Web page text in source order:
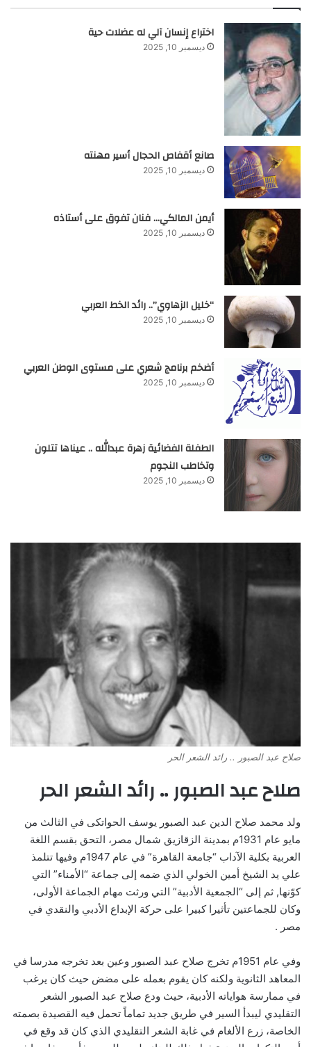
اختراع إنسان آلي له عضلات حية
ديسمبر 10, 2025
صانع أقفاص الحجال أسير مهنته
ديسمبر 10, 2025
أيمن المالكي… فنان تفوق على أستاذه
ديسمبر 10, 2025
“خليل الزهاوي”.. رائد الخط العربي
ديسمبر 10, 2025
أضخم برنامج شعري على مستوى الوطن العربي
ديسمبر 10, 2025
الطفلة الفضائية زهرة عبدالله .. عيناها تتلون
وتخاطب النجوم
ديسمبر 10, 2025
صلاح عبد الصبور .. رائد الشعر الحر
صلاح عبد الصبور .. رائد الشعر الحر
ولد محمد صلاح الدين عبد الصبور يوسف الحواتكى في الثالث من
مايو عام 1931م بمدينة الزقازيق شمال مصر، التحق بقسم اللغة
العربية بكلية الآداب “جامعة القاهرة” في عام 1947م وفيها تتلمذ
علي يد الشيخ أمين الخولي الذي ضمه إلى جماعة “الأمناء” التي
كوّنها, ثم إلى “الجمعية الأدبية” التي ورثت مهام الجماعة الأولى،
وكان للجماعتين تأثيرا كبيرا على حركة الإبداع الأدبي والنقدي في
مصر .
وفي عام 1951م تخرج صلاح عبد الصبور وعين بعد تخرجه مدرسا في
المعاهد الثانوية ولكنه كان يقوم بعمله على مضض حيث كان يرغب
في ممارسة هواياته الأدبية، حيث ودع صلاح عبد الصبور الشعر
التقليدي ليبدأ السير في طريق جديد تماماً تحمل فيه القصيدة بصمته
الخاصة، زرع الألغام في غابة الشعر التقليدي الذي كان قد وقع في